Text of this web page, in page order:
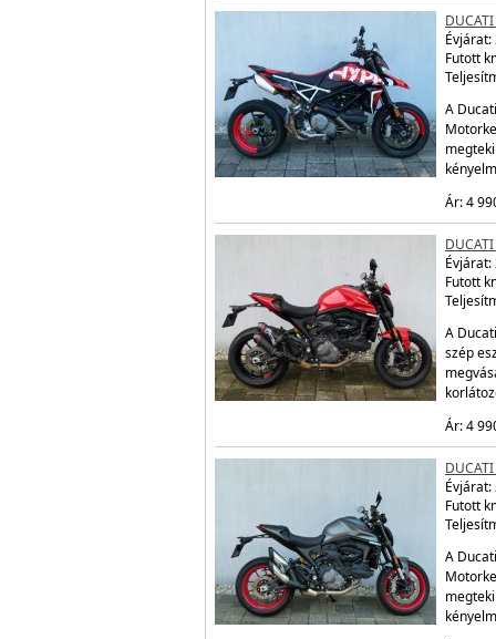
Évjárat:
Futott
A
Ár: 4
Évjárat:
Futott
A
szép
Ár: 4
Évjárat:
Futott
A